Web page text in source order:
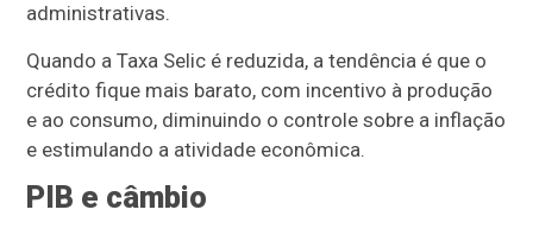
administrativas.
Quando a Taxa Selic é reduzida, a tendência é que o
crédito fique mais barato, com incentivo à produção
e ao consumo, diminuindo o controle sobre a inflação
e estimulando a atividade econômica.
PIB e câmbio